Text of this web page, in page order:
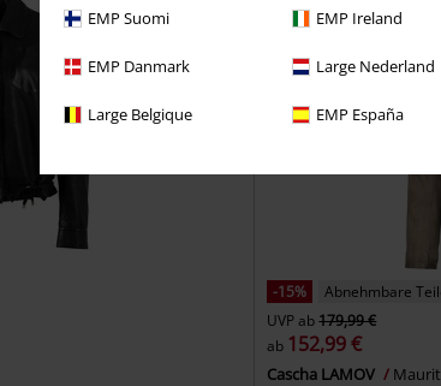
EMP Suomi EMP Ireland
EMP Danmark Large Nederland
Large Belgique EMP España
-15%
Abnehmbare
UVPab179,99 €
ab 152,99 €
Cascha LAMOV